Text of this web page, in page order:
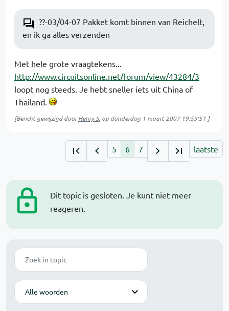
Dit topic is gesloten. Je kunt niet meer
reageren.
Zoek
Modus
??-03/04-07 Pakket komt binnen van Reichelt,
en ik ga alles verzenden
Met hele grote vraagtekens...
http://www.circuitsonline.net/forum/view/43284/3
loopt nog steeds. Je hebt sneller iets uit China of
Thailand.
[Bericht gewijzigd doorHenry S. op donderdag 1 maart 2007 19:59:51 ]
5 6 7 laatste